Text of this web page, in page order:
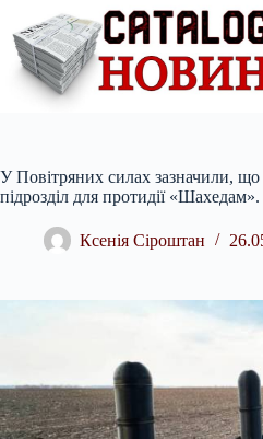
вмісту
У Повітряних силах зазначили, що
підрозділ для протидії «Шахедам».
Ксенія Сіроштан